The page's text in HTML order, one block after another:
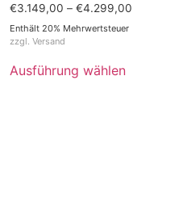
€3.149,00 – €4.299,00
Enthält 20% Mehrwertsteuer
zzgl. Versand
Ausführung wählen